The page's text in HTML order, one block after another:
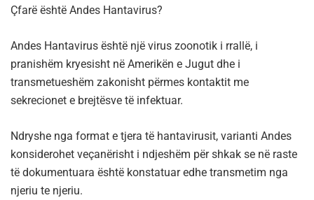
Çfarë është Andes Hantavirus?
Andes Hantavirus është një virus zoonotik i rrallë, i
pranishëm kryesisht në Amerikën e Jugut dhe i
transmetueshëm zakonisht përmes kontaktit me
sekrecionet e brejtësve të infektuar.
Ndryshe nga format e tjera të hantavirusit, varianti Andes
konsiderohet veçanërisht i ndjeshëm për shkak se në raste
të dokumentuara është konstatuar edhe transmetim nga
njeriu te njeriu.